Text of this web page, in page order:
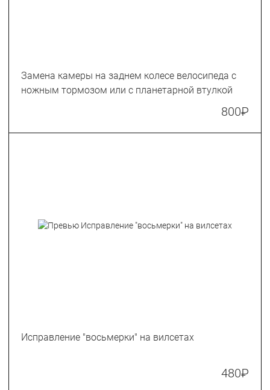
Замена камеры на заднем колесе велосипеда с
ножным тормозом или с планетарной втулкой
800₽
Исправление "восьмерки" на вилсетах
480₽